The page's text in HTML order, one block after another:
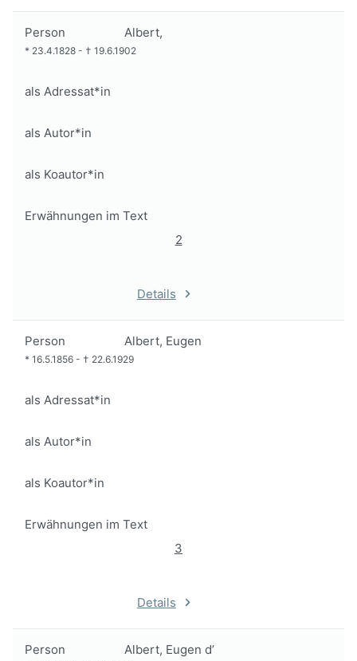
Person Albert,
* 23.4.1828 - † 19.6.1902
als Adressat*in
als Autor*in
als Koautor*in
Erwähnungen im Text
2
Details
Person Albert, Eugen
* 16.5.1856 - † 22.6.1929
als Adressat*in
als Autor*in
als Koautor*in
Erwähnungen im Text
3
Details
Person Albert, Eugen d’